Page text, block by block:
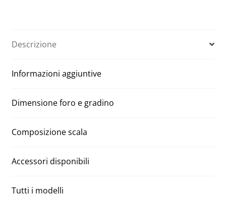
sottotetti
foro
x
quantità
Descrizione
Informazioni aggiuntive
Dimensione foro e gradino
Composizione scala
Accessori disponibili
Tutti i modelli